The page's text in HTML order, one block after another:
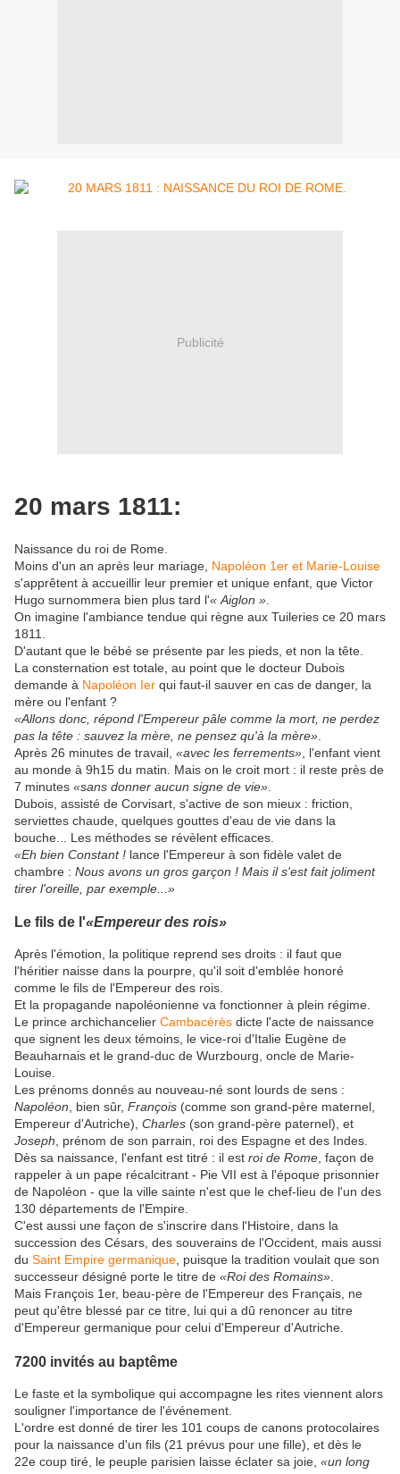
Publicité
20 mars 1811:
Naissance du roi de Rome.
Moins d'un an après leur mariage, Napoléon 1er et Marie-Louise
s'apprêtent à accueillir leur premier et unique enfant, que Victor
Hugo surnommera bien plus tard l'« Aiglon »
On imagine l'ambiance tendue qui règne aux Tuileries ce 20 mars
1811.
D'autant que le bébé se présente par les pieds, et non la tête.
La consternation est totale, au point que le docteur Dubois
demande à Napoléon Ier qui faut-il sauver en cas de danger, la
mère ou l'enfant ?
«Allons donc, répond l'Empereur pâle comme la mort, ne perdez
pas la tête : sauvez la mère, ne pensez qu'à la mère»
Après 26 minutes de travail, «avec les ferrements» , l'enfant vient
au monde à 9h15 du matin. Mais on le croit mort : il reste près de
7 minutes «sans donner aucun signe de vie»
Dubois, assisté de Corvisart, s'active de son mieux : friction,
serviettes chaude, quelques gouttes d'eau de vie dans la
bouche... Les méthodes se révèlent efficaces.
«Eh bien Constant ! lance l'Empereur à son fidèle valet de
chambre : Nous avons un gros garçon ! Mais il s'est fait joliment
tirer l'oreille, par exemple...»
Le fils de l'«Empereur des rois»
Après l'émotion, la politique reprend ses droits : il faut que
l'héritier naisse dans la pourpre, qu'il soit d'emblée honoré
comme le fils de l'Empereur des rois.
Et la propagande napoléonienne va fonctionner à plein régime.
Le prince archichancelier Cambacérès dicte l'acte de naissance
que signent les deux témoins, le vice-roi d'Italie Eugène de
Beauharnais et le grand-duc de Wurzbourg, oncle de Marie-
Louise.
Les prénoms donnés au nouveau-né sont lourds de sens :
Napoléon, bien sûr, François (comme son grand-père maternel,
Empereur d'Autriche), Charles (son grand-père paternel), et
Joseph, prénom de son parrain, roi des Espagne et des Indes.
Dès sa naissance, l'enfant est titré : il est roi de Rome, façon de
rappeler à un pape récalcitrant - Pie VII est à l'époque prisonnier
de Napoléon - que la ville sainte n'est que le chef-lieu de l'un des
130 départements de l'Empire.
C'est aussi une façon de s'inscrire dans l'Histoire, dans la
succession des Césars, des souverains de l'Occident, mais aussi
du Saint Empire germanique, puisque la tradition voulait que son
successeur désigné porte le titre de «Roi des Romains».
Mais François 1er, beau-père de l'Empereur des Français, ne
peut qu'être blessé par ce titre, lui qui a dû renoncer au titre
d'Empereur germanique pour celui d'Empereur d'Autriche.
7200 invités au baptême
Le faste et la symbolique qui accompagne les rites viennent alors
souligner l'importance de l'événement.
L'ordre est donné de tirer les 101 coups de canons protocolaires
pour la naissance d'un fils (21 prévus pour une fille), et dès le
22e coup tiré, le peuple parisien laisse éclater sa joie, «un long